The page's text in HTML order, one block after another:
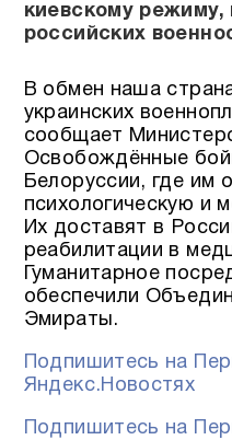
киевскому режиму,
российских
В обмен наша
украинских
сообщает
Освобождённые
Белоруссии, где им
психологическую и
Их доставят в
реабилитации в
Гуманитарное
обеспечили
Эмираты.
Подпишитесь на
Яндекс.Новостях
Подпишитесь на